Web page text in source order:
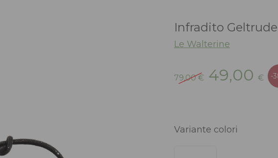
Infradito
Le Walterine
79,00€
Il
prezzo
79,00 €.
49,00 €
Il
-
Variante colori